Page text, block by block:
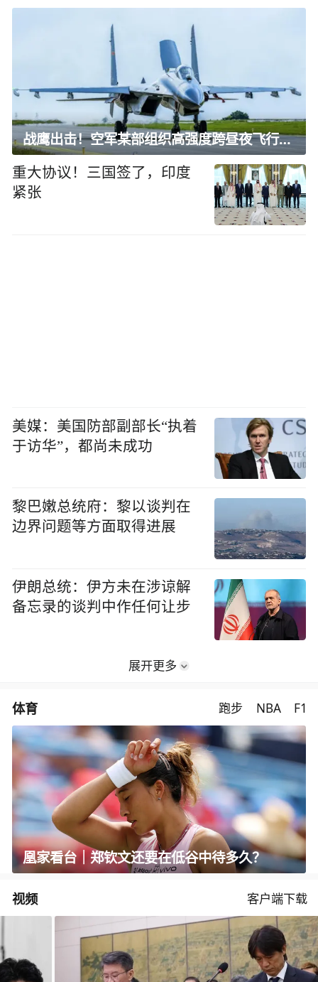
战鹰出击！空军某部组织高强度跨昼夜飞行训练
重大协议！三国签了，印度
紧张
美媒：美国防部副部长“执着
于访华”，都尚未成功
黎巴嫩总统府：黎以谈判在
边界问题等方面取得进展
伊朗总统：伊方未在涉谅解
备忘录的谈判中作任何让步
展开更多
体育 跑步 NBA F1
凰家看台｜郑钦文还要在低谷中待多久？
视频 客户端下载